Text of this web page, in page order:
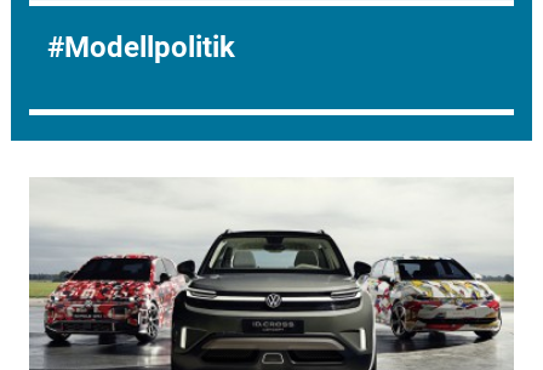
Modellpolitik